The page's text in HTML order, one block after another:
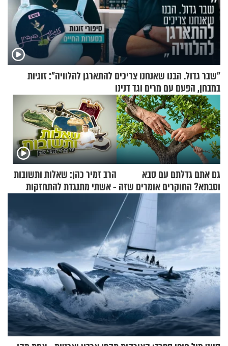
"שבר גדול. הבנו שאנחנו צריכים להתארגן להלוויה": זוגיות
במבחן, הפעם עם מרים וגד דנינו
גם אתם גדלתם עם סבא
וסבתא? החוקרים אומרים שזה
מתכון מנצח
הרב זמיר כהן: שאלות ותשובות
- אשתי מתנגדת להתחזקות